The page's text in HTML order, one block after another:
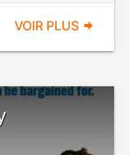
VOIR PLUS